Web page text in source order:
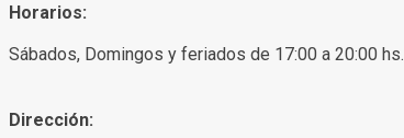
Horarios:
Sábados, Domingos y feriados de 17:00 a 20:00 hs.
Dirección: